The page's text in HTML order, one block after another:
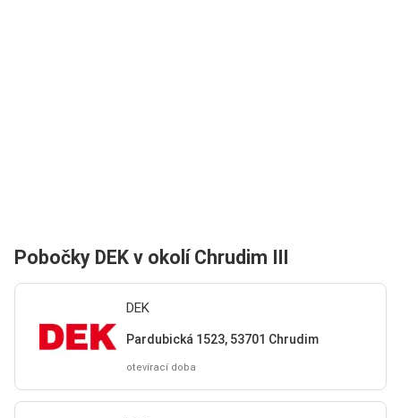
Pobočky DEK v okolí Chrudim III
DEK
Pardubická 1523, 53701 Chrudim
otevírací doba